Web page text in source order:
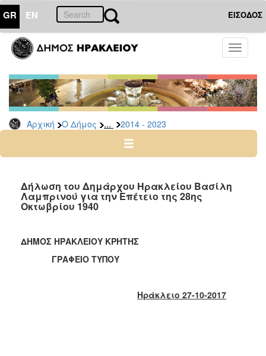
GR EN ΕΙΣΟΔΟΣ
Toggle
Αρχική Ο Δήμος ... 2014 - 2023
ΔΗΜΟΣ
Δήμαρχος
Ομιλίες
-
Χαιρετισμοί
-
-
2014
-
Δήλωση του Δημάρχου Ηρακλείου Βασίλη
Λαμπρινού για την Επέτειο της 28ης
Οκτωβρίου 1940
ΔΗΜΟΣ ΗΡΑΚΛΕΙΟΥ ΚΡΗΤΗΣ
ΓΡΑΦΕΙΟ ΤΥΠΟΥ
Ηράκλειο 27-10-2017